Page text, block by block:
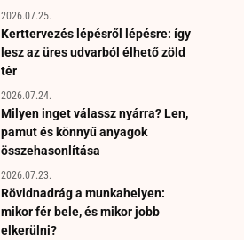
2026.07.25.
Kerttervezés lépésről lépésre: így
lesz az üres udvarból élhető zöld
tér
2026.07.24.
Milyen inget válassz nyárra? Len,
pamut és könnyű anyagok
összehasonlítása
2026.07.23.
Rövidnadrág a munkahelyen:
mikor fér bele, és mikor jobb
elkerülni?